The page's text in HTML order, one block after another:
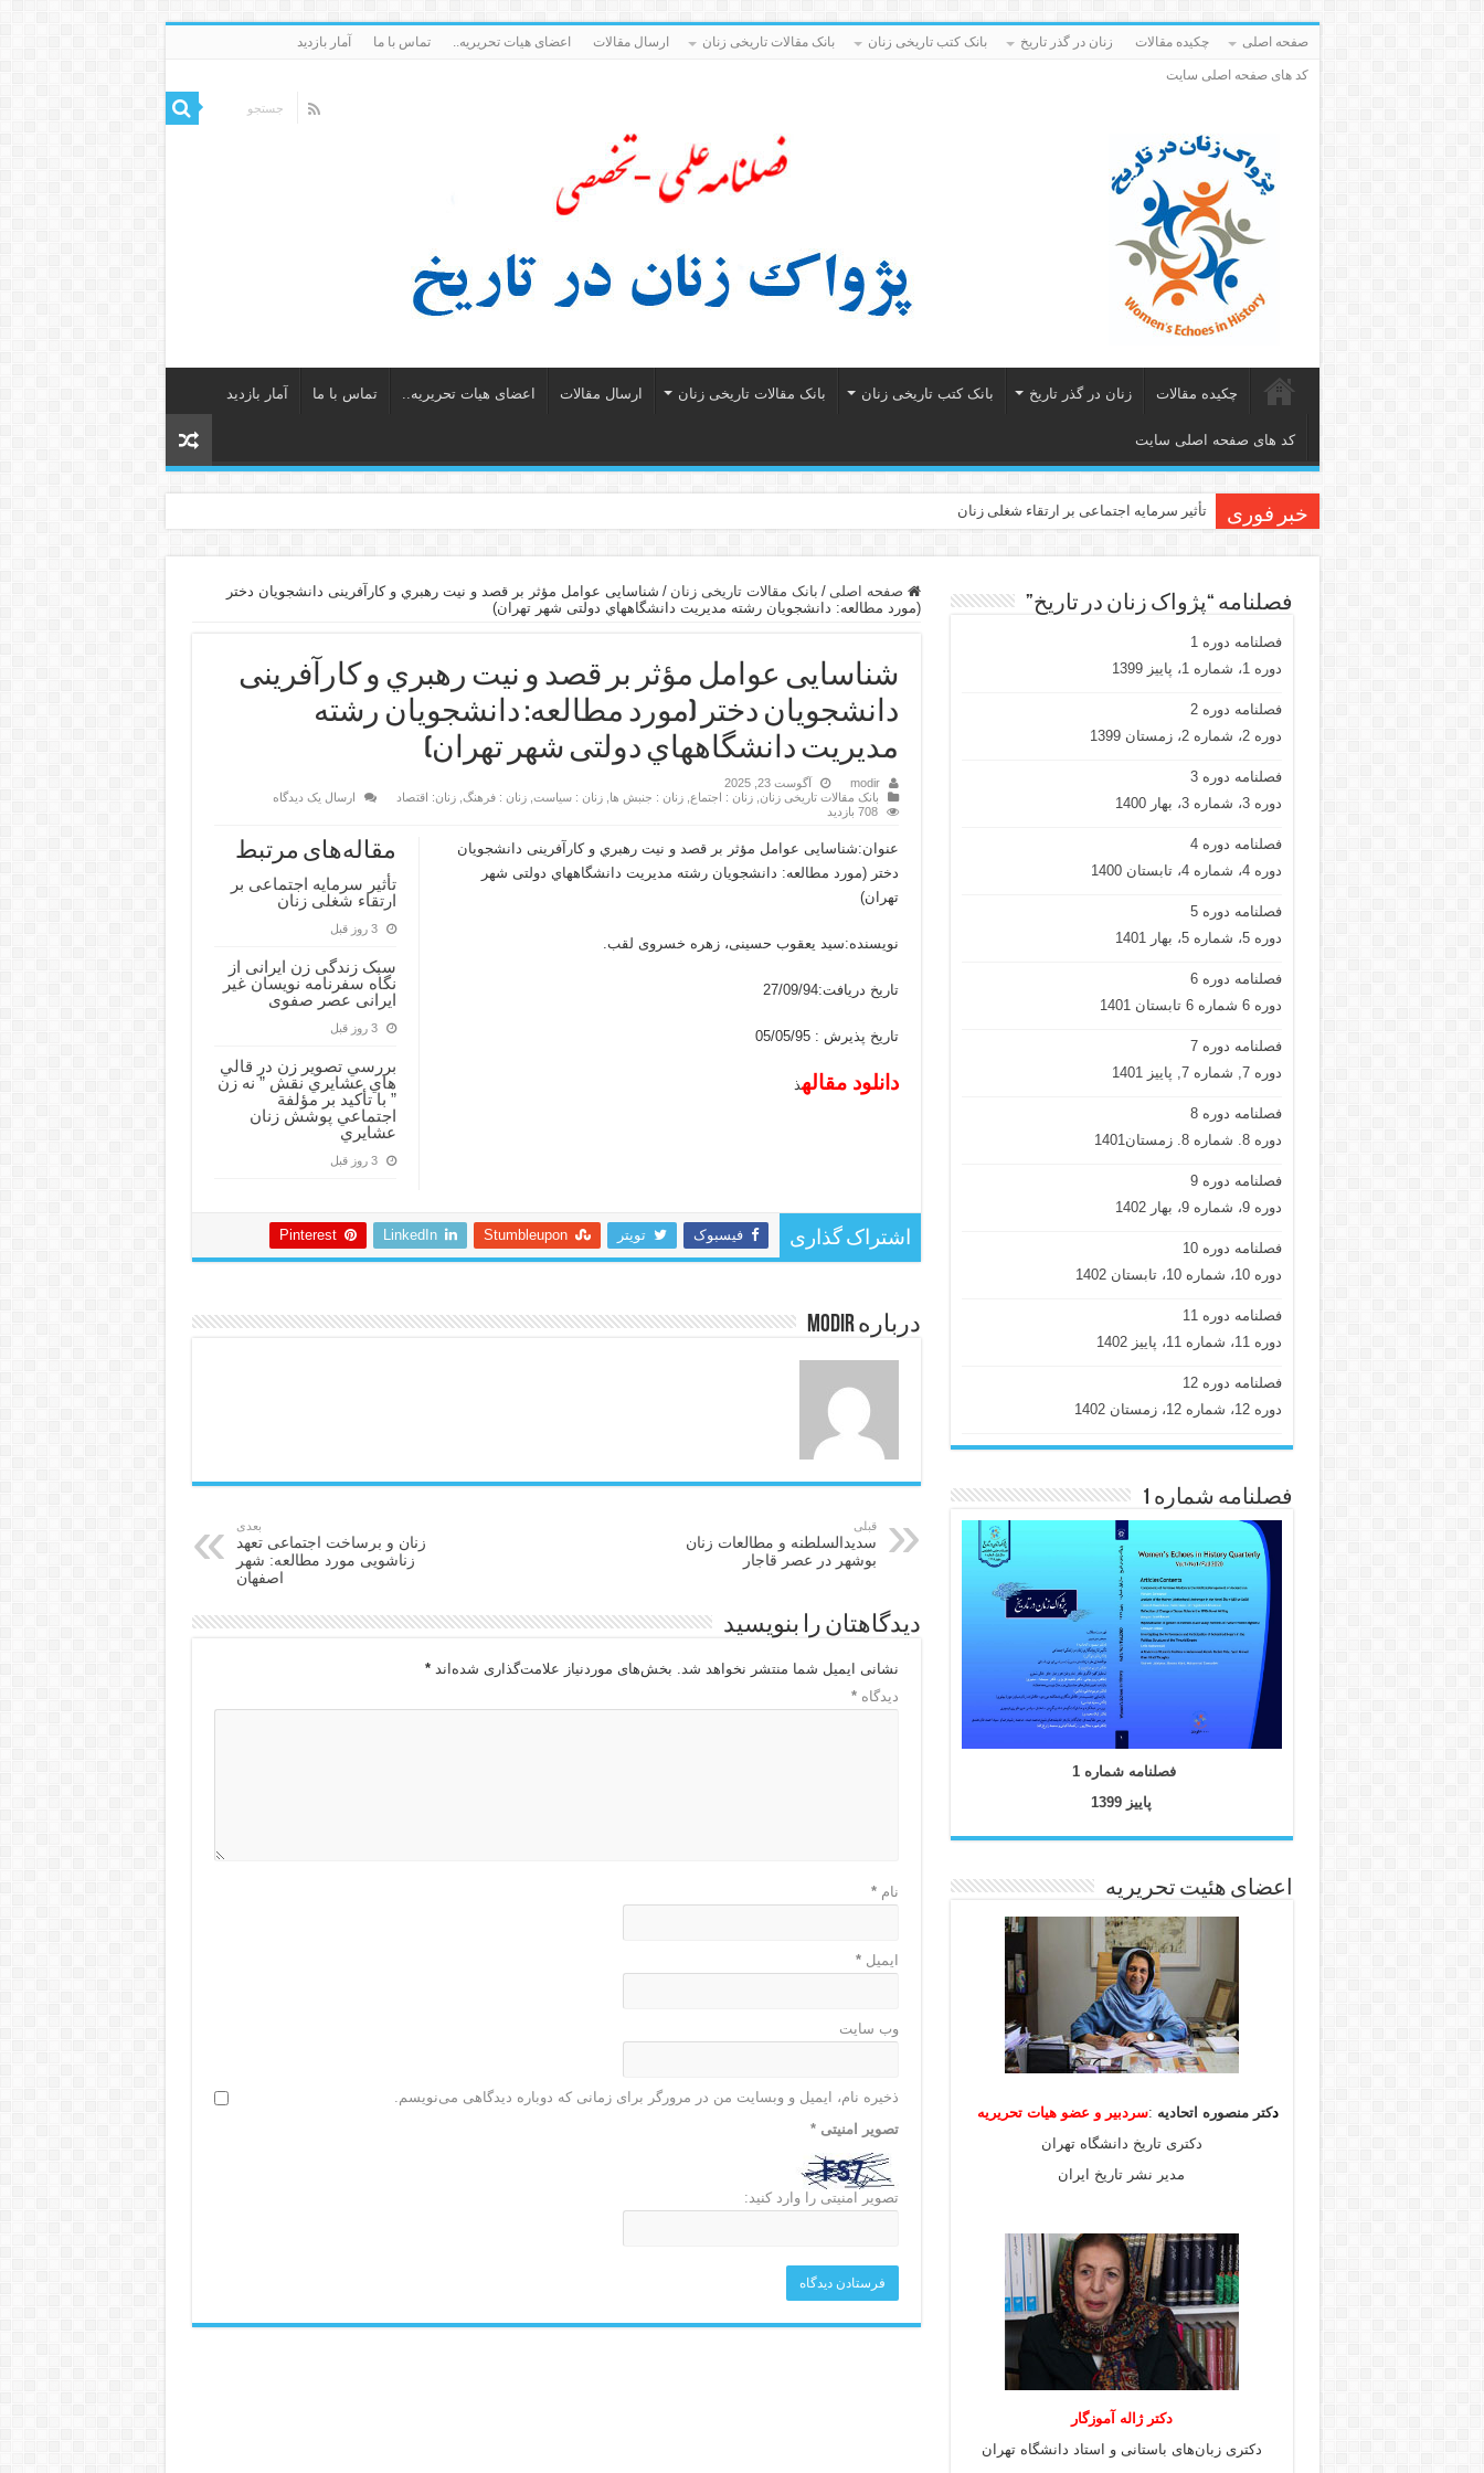
صفحه اصلی چکیده مقالات زنان در گذر تاریخ بانک کتب تاریخی زنان بانک مقالات تاریخی زنان ارسال مقالات اعضای هیات تحریریه.. تماس با ما آمار بازدید
کد های صفحه اصلی سایت
چکیده مقالات زنان در گذر تاریخ بانک کتب تاریخی زنان بانک مقالات تاریخی زنان ارسال مقالات اعضای هیات تحریریه.. تماس با ما آمار بازدید
کد های صفحه اصلی سایت
خبر فوری تأثیر سرمایه اجتماعی بر ارتقاء شغلی زنان
صفحه اصلی / بانک مقالات تاریخی زنان / شناسایی عوامل مؤثر بر قصد و نیت رهبري و کارآفرینی دانشجویان دختر
(مورد مطالعه: دانشجویان رشته مدیریت دانشگاههاي دولتی شهر تهران)
شناسایی عوامل مؤثر بر قصد و نیت رهبري و کارآفرینی
دانشجویان دختر (مورد مطالعه: دانشجویان رشته
مدیریت دانشگاههاي دولتی شهر تهران)
modir
آگوست 23, 2025
بانک مقالات تاریخی زنان ,زنان : اجتماع ,زنان : جنبش ها ,زنان : سیاست ,زنان : فرهنگ ,زنان: اقتصاد
ارسال یک دیدگاه
708 بازدید
مقاله‌های مرتبط
تأثیر سرمایه اجتماعی بر
ارتقاء شغلی زنان
3 روز قبل
سبک زندگی زن ایرانی از
نگاه سفرنامه نویسان غیر
ایرانی عصر صفوی
3 روز قبل
بررسي تصوير زن در قالي
هاي عشايري نقش ” نه زن
” با تأكيد بر مؤلفة
اجتماعي پوشش زنان
عشايري
3 روز قبل
عنوان:شناسایی عوامل مؤثر بر قصد و نیت رهبري و کارآفرینی دانشجویان
دختر (مورد مطالعه: دانشجویان رشته مدیریت دانشگاههاي دولتی شهر
تهران)
نویسنده:سید یعقوب حسینی، زهره خسروی لقب.
تاریخ دریافت:27/09/94
تاریخ پذیرش : 05/05/95
دانلود مقالهذ
اشتراک گذاری فیسبوک تویتر Stumbleupon
LinkedIn
Pinterest
درباره modir
قبلی
سدیدالسلطنه و مطالعات زنان
بوشهر در عصر قاجار
بعدی
زنان و برساخت اجتماعی تعهد
زناشویی مورد مطالعه: شهر
اصفهان
دیدگاهتان را بنویسید
نشانی ایمیل شما منتشر نخواهد شد. بخش‌های موردنیاز علامت‌گذاری شده‌اند*
دیدگاه*
نام*
ایمیل*
وب‌ سایت
ذخیره نام، ایمیل و وبسایت من در مرورگر برای زمانی که دوباره دیدگاهی می‌نویسم.
تصویر امنیتی*
تصویر امنیتی را وارد کنید:
فصلنامه “پژواک زنان در تاریخ”
فصلنامه دوره 1
دوره 1، شماره 1، پاییز 1399
فصلنامه دوره 2
دوره 2، شماره 2، زمستان 1399
فصلنامه دوره 3
دوره 3، شماره 3، بهار 1400
فصلنامه دوره 4
دوره 4، شماره 4، تابستان 1400
فصلنامه دوره 5
دوره 5، شماره 5، بهار 1401
فصلنامه دوره 6
دوره 6 شماره 6 تابستان 1401
فصلنامه دوره 7
دوره 7, شماره 7, پاییز 1401
فصلنامه دوره 8
دوره 8. شماره 8. زمستان1401
فصلنامه دوره 9
دوره 9، شماره 9، بهار 1402
فصلنامه دوره 10
دوره 10، شماره 10، تابستان 1402
فصلنامه دوره 11
دوره 11، شماره 11، پاییز 1402
فصلنامه دوره 12
دوره 12، شماره 12، زمستان 1402
فصلنامه شماره 1
فصلنامه شماره 1
پاییز 1399
اعضای هئیت تحریریه
دکتر منصوره اتحادیه :سردبیر و عضو هیات تحریریه
دکتری تاریخ دانشگاه تهران
مدیر نشر تاریخ ایران
دکتر ژاله آموزگار
دکتری زبان‌های باستانی و استاد دانشگاه تهران